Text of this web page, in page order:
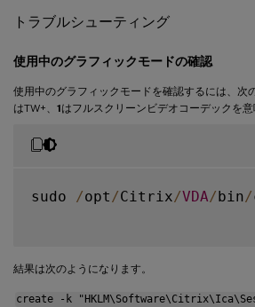
トラブルシューティング
使用中のグラフィックモードの確認
使用中のグラフィックモードを確認するには、次
はTW+、 1はフルスクリーンビデオコーデックを意
sudo /opt /Citrix/VDA/bin/
結果は次のようになります。
create -k